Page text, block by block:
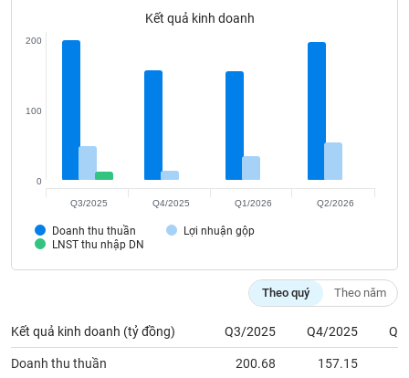
Kết quả kinh doanh
Doanh thu thuần
Lợi nhuận gộp
LNST thu nhập DN
0
100
200
Q3/2025 Q4/2025 Q1/2026 Q2/2026
Theo quý Theo năm
Kết quả kinh doanh (tỷ đồng) Q3/2025 Q4/2025
Doanh thu thuần 200.68 157.15
Tất cả Cổ đông lớn
(-)
viết
giả
cáo
phân
tích
(-)